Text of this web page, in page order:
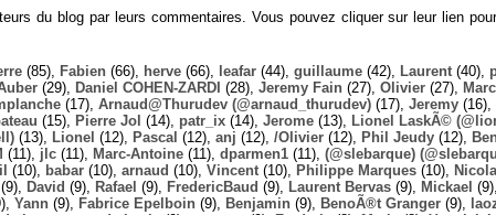
du blog par leurs commentaires. Vous pouvez cliquer sur leur lien
(85), Fabien (66), herve (66), leafar (44), guillaume (42), Laurent (40),
(29), Daniel COHEN-ZARDI (28), Jeremy Fain (27), Olivier (27), Marc
(17), Arnaud@Thurudev (@arnaud_thurudev) (17), Jeremy (16),
(15), Pierre Jol (14), patr_ix (14), Jerome (13), Lionel LaskÃ©
(13), Lionel (12), Pascal (12), anj (12), /Olivier (12), Phil Jeudy (12),
(11), jlc (11), Marc-Antoine (11), dparmen1 (11), (@slebarque)
(10), babar (10), arnaud (10), Vincent (10), Philippe Marques (10),
(9), David (9), Rafael (9), FredericBaud (9), Laurent Bervas (9), Mickael (9),
Yann (9), Fabrice Epelboin (9), Benjamin (9), BenoÃ®t Granger (9),